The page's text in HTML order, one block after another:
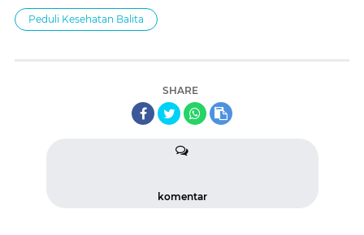
Peduli Kesehatan Balita
SHARE
komentar